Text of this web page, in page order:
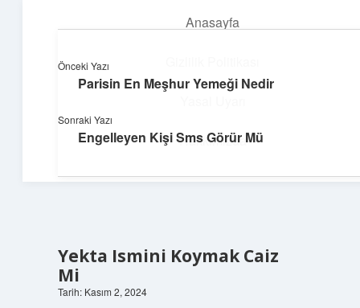
Anasayfa
Hakkımızda
Topluluk ve İlham
Yekta Ismini Koymak Caiz
Mi
Tarih: Kasım 2, 2024
Önceki Yazı
Parisin En Meşhur Yemeği Nedir
Sonraki Yazı
Engelleyen Kişi Sms Görür Mü